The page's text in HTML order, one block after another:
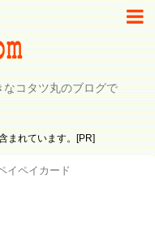
コタツ丸のブログで
まれています。[PR]
イペイカード